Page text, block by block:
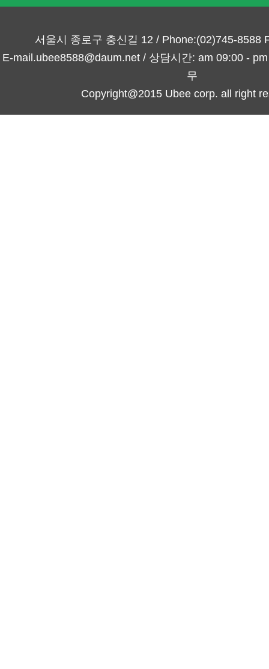
서울시 종로구 충신길 12 / Phone:(02)745-8588
E-mail.ubee8588@daum.net / 상담시간: am 09:00 -
무
Copyright@2015 Ubee corp. all right